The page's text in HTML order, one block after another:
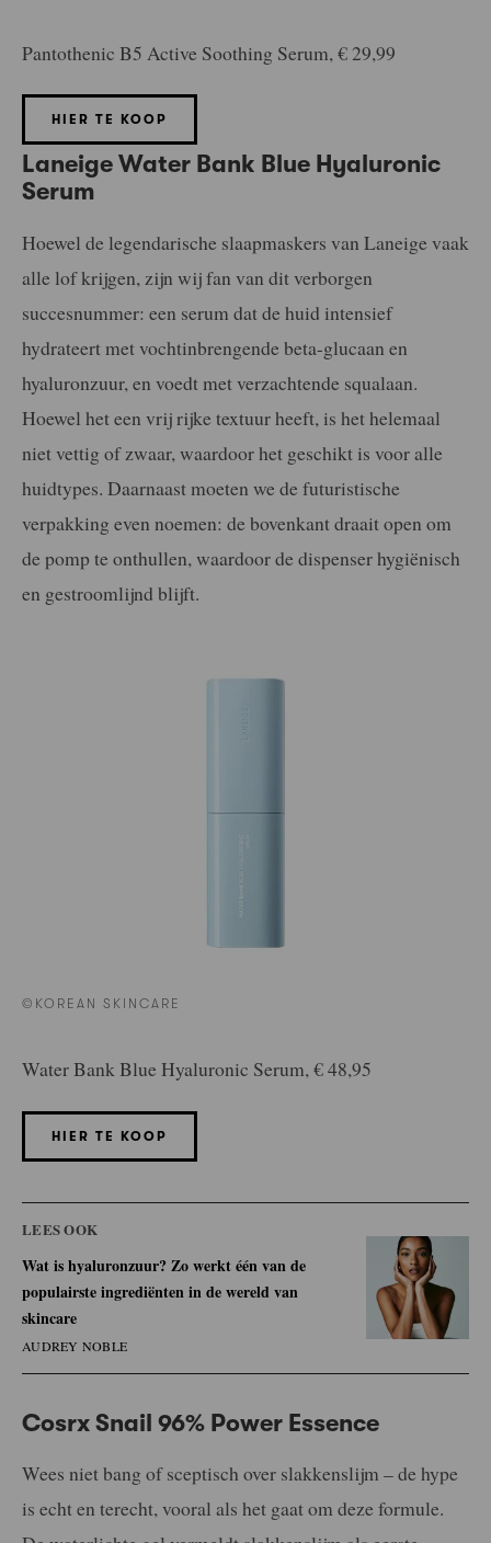
Pantothenic B5 Active Soothing Serum, € 29,99
HIER TE KOOP
Laneige Water Bank Blue Hyaluronic
Serum
Hoewel de legendarische slaapmaskers van Laneige vaak
alle lof krijgen, zijn wij fan van dit verborgen
succesnummer: een serum dat de huid intensief
hydrateert met vochtinbrengende beta-glucaan en
hyaluronzuur, en voedt met verzachtende squalaan.
Hoewel het een vrij rijke textuur heeft, is het helemaal
niet vettig of zwaar, waardoor het geschikt is voor alle
huidtypes. Daarnaast moeten we de futuristische
verpakking even noemen: de bovenkant draait open om
de pomp te onthullen, waardoor de dispenser hygiënisch
en gestroomlijnd blijft.
©KOREAN SKINCARE
Water Bank Blue Hyaluronic Serum, € 48,95
HIER TE KOOP
LEES OOK
Wat is hyaluronzuur? Zo werkt één van de
populairste ingrediënten in de wereld van
skincare
AUDREY NOBLE
Cosrx Snail 96% Power Essence
Wees niet bang of sceptisch over slakkenslijm – de hype
is echt en terecht, vooral als het gaat om deze formule.